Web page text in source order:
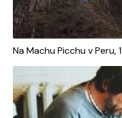
Na Machu Picchu v Peru,